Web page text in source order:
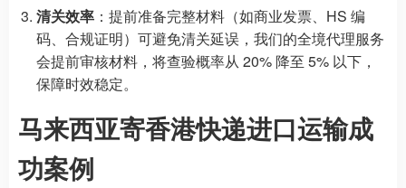
清关效率 ：提前准备完整材料（如商业发票、HS 编
码、合规证明）可避免清关延误，我们的全境代理服务
会提前审核材料，将查验概率从 20% 降至 5% 以下，
保障时效稳定。
马来西亚寄香港快递进口运输成
功案例